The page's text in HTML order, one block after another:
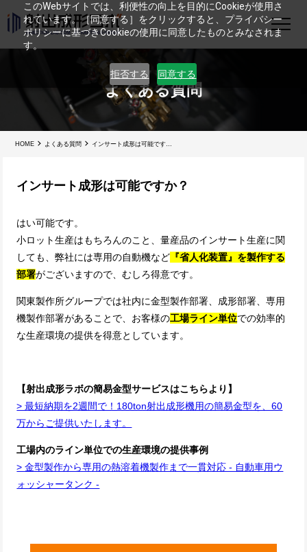
このWebサイトでは、利便性の向上を目的にCookieが使用さ
れています。［同意する］をクリックすると、プライバシー
ポリシーに基づきCookieの使用に同意したものとみなされま
す。
拒否する 同意する
よくある質問
HOME よくある質問
インサート成形は可能ですか？
はい可能です。
小ロット生産はもちろんのこと、量産品のインサート生産に関
しても、弊社には専用の自動機など 『省人化装置』を製作する
部署がございますので、むしろ得意です。
関東製作所グループでは社内に金型製作部署、成形部署、専用
機製作部署があることで、お客様の工場ライン単位での効率的
な生産環境の提供を得意としています。
【射出成形ラボの簡易金型サービスはこちらより】
> 最短納期を2週間で！180ton射出成形機用の簡易金型を、60
万からご提供いたします。
工場内のライン単位での生産環境の提供事例
> 金型製作から専用の熱溶着機製作まで一貫対応 - 自動車用ウ
ォッシャータンク -